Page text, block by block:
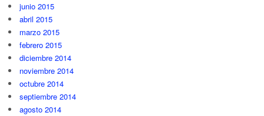
junio 2015
abril 2015
marzo 2015
febrero 2015
diciembre 2014
noviembre 2014
octubre 2014
septiembre 2014
agosto 2014